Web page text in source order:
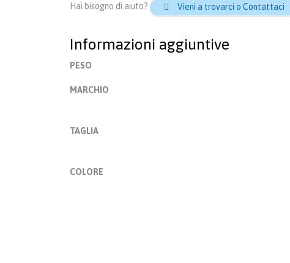
Hai bisogno di aiuto?  Vieni a trovarci o Contattaci
Informazioni aggiuntive
PESO
MARCHIO
TAGLIA
COLORE